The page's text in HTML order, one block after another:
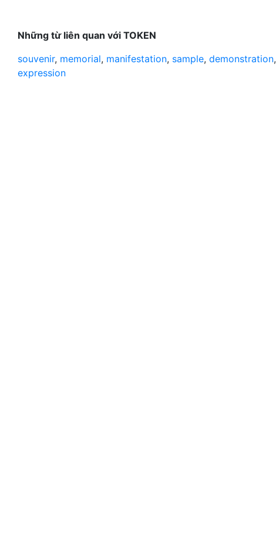
Những từ liên quan với TOKEN
souvenir, memorial, manifestation, sample, demonstration,
expression